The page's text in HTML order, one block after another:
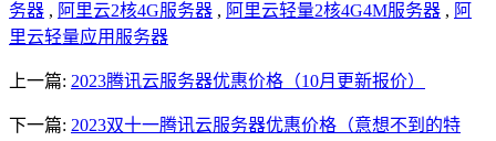
务器 , 阿里云2核4G服务器 , 阿里云轻量2核4G4M服务器 , 阿
里云轻量应用服务器
上一篇: 2023腾讯云服务器优惠价格（10月更新报价）
下一篇: 2023双十一腾讯云服务器优惠价格（意想不到的特